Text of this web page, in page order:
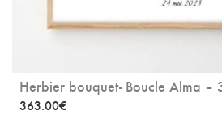
Herbier bouquet- Boucle Alma –
363.00€